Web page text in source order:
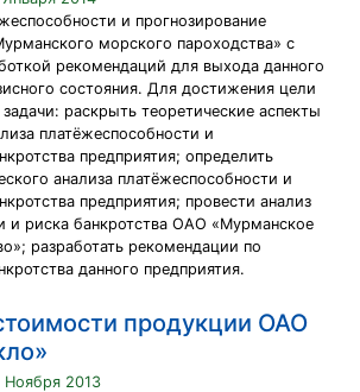
и прогнозирование
морского пароходства» с
рекомендаций для выхода данного
состояния. Для достижения цели
раскрыть теоретические аспекты
платёжеспособности и
предприятия; определить
анализа платёжеспособности и
предприятия; провести анализ
и риска банкротства ОАО «Мурманское
разработать рекомендации по
данного предприятия.
продукции ОАО
Ноября 2013